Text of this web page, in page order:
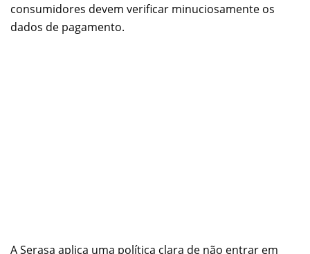
consumidores devem verificar minuciosamente os
dados de pagamento.
A Serasa aplica uma política clara de não entrar em